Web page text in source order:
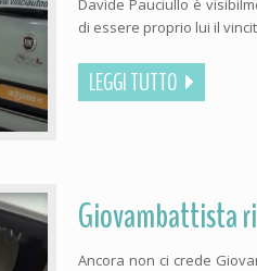
Davide Pauciullo è
di essere proprio lui il
LEGGI TUTTO
Giovambattista
Ancora non ci crede